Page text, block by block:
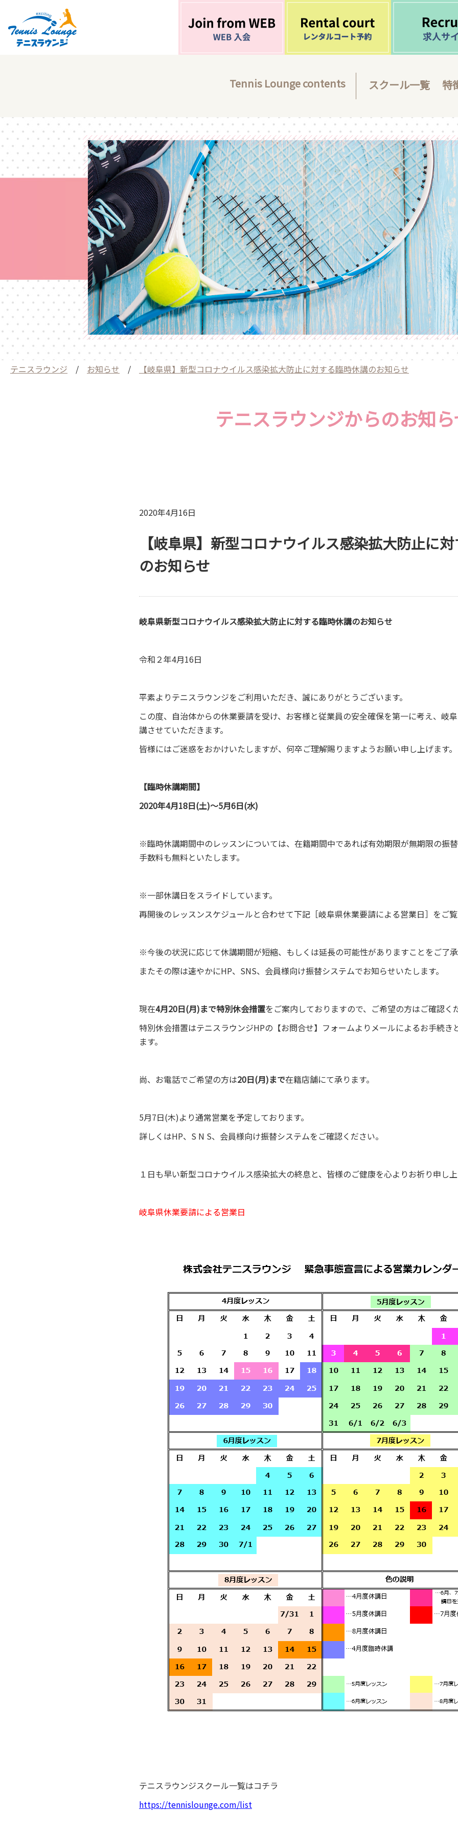
Tennis Lounge contents スクール一覧 特
テニスラウンジ / お知らせ / 【岐阜県】新型コロナウイルス感染拡大防止に対する臨時休講のお知らせ
テニスラウンジからのお知
2020年4月16日
【岐阜県】新型コロナウイルス感染拡大防止に
のお知らせ
岐阜県新型コロナウイルス感染拡大防止に対する臨時休講のお知らせ
令和２年4月16日
平素よりテニスラウンジをご利用いただき、誠にありがとうございます。
この度、自治体からの休業要請を受け、お客様と従業員の安全確保を第一に考え、岐
講させていただきます。
皆様にはご迷惑をおかけいたしますが、何卒ご理解賜りますようお願い申し上げます。
【臨時休講期間】
2020年4月18日(土)〜5月6日(水)
※臨時休講期間中のレッスンについては、在籍期間中であれば有効期限が無期限の振
手数料も無料といたします。
※一部休講日をスライドしています。
再開後のレッスンスケジュールと合わせて下記［岐阜県休業要請による営業日］をご
※今後の状況に応じて休講期間が短縮、もしくは延長の可能性がありますことをご了
またその際は速やかにHP、SNS、会員様向け振替システムでお知らせいたします。
現在4月20日(月)まで特別休会措置をご案内しておりますので、ご希望の方はご確認く
特別休会措置はテニスラウンジHPの【お問合せ】フォームよりメールによるお手続き
ます。
尚、お電話でご希望の方は20日(月)まで在籍店舗にて承ります。
5月7日(木)より通常営業を予定しております。
詳しくはHP、S N S、会員様向け振替システムをご確認ください。
１日も早い新型コロナウイルス感染拡大の終息と、皆様のご健康を心よりお祈り申し
岐阜県休業要請による営業日
テニスラウンジスクール一覧はコチラ
https://tennislounge.com/list